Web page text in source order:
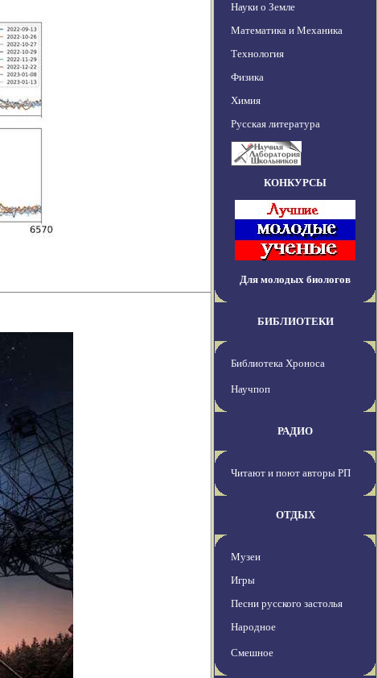
Науки о Земле
Математика и Механика
Технология
Физика
Химия
Русская литература
КОНКУРСЫ
Для молодых биологов
БИБЛИОТЕКИ
Библиотека Хроноса
Научпоп
РАДИО
Читают и поют авторы РП
ОТДЫХ
Музеи
Игры
Песни русского застолья
Народное
Смешное